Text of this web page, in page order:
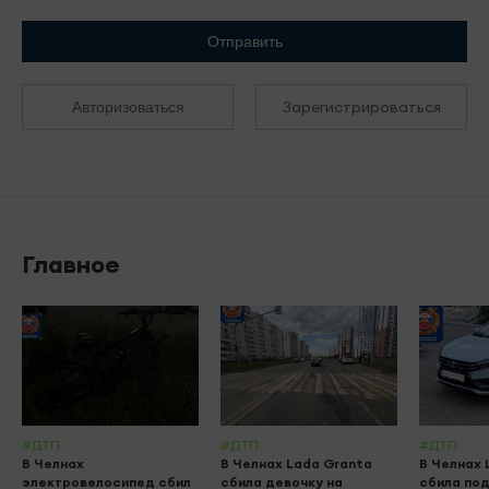
Отправить
Авторизоваться Зарегистрироваться
Главное
#ДТП
В Челнах
электровелосипед сбил
#ДТП
В Челнах Lada Granta
сбила девочку на
#ДТП
В Челнах
сбила